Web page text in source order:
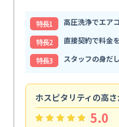
特⻑1
高圧洗浄でエア
特⻑2
直接契約で料金
特⻑3
スタッフの身だ
ホスピタリティの高
5.0